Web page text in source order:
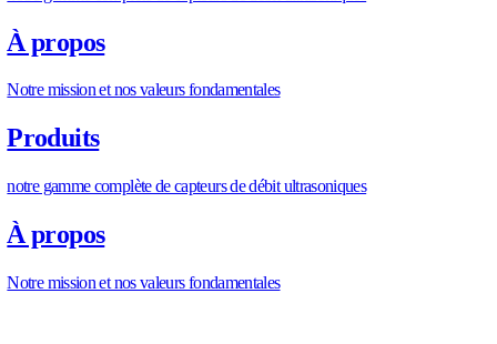
https://allengra.eu
info@allengra.eu
PARTAGER L’ARTICLEPARTAGERL’A